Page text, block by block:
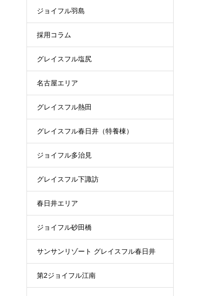
ジョイフル羽島
採用コラム
グレイスフル塩尻
名古屋エリア
グレイスフル熱田
グレイスフル春日井（特養棟）
ジョイフル多治見
グレイスフル下諏訪
春日井エリア
ジョイフル砂田橋
サンサンリゾート グレイスフル春日井
第2ジョイフル江南